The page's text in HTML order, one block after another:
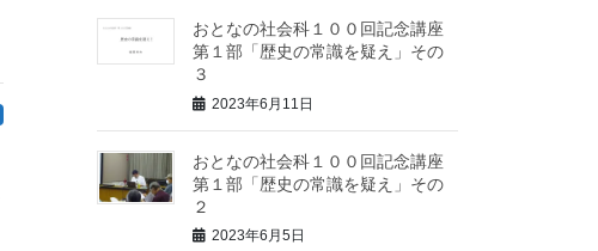
おとなの社会科１００回記念講座
第１部「歴史の常識を疑え」その
３
2023年6月11日
おとなの社会科１００回記念講座
第１部「歴史の常識を疑え」その
２
2023年6月5日